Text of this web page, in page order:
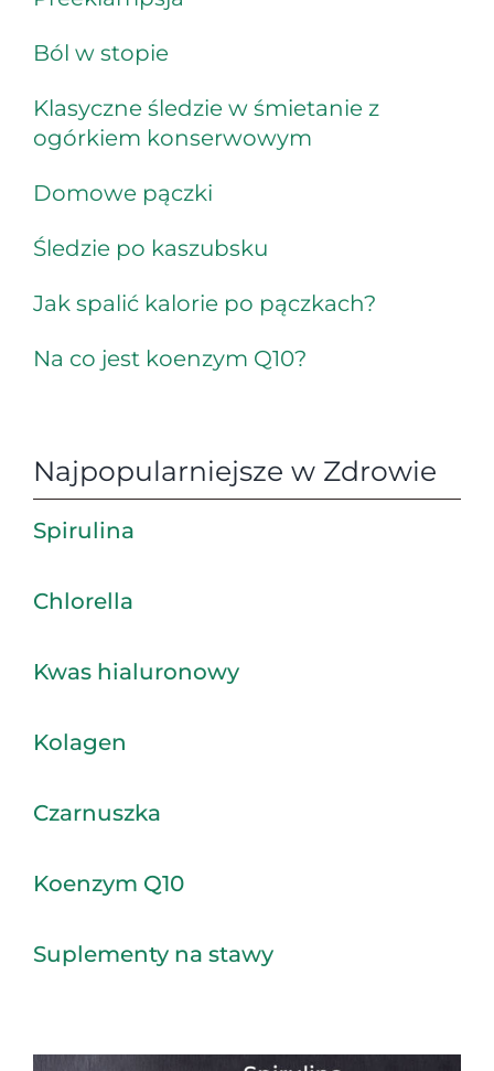
Ból w stopie
Klasyczne śledzie w śmietanie z
ogórkiem konserwowym
Domowe pączki
Śledzie po kaszubsku
Jak spalić kalorie po pączkach?
Na co jest koenzym Q10?
Najpopularniejsze w Zdrowie
Spirulina
Chlorella
Kwas hialuronowy
Kolagen
Czarnuszka
Koenzym Q10
Suplementy na stawy